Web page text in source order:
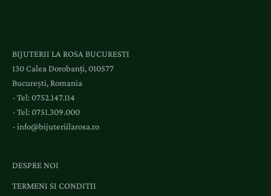
BIJUTERII LA ROSA BUCURESTI
130 Calea Dorobanți, 010577
București, Romania
- Tel:0752.147.114
- Tel:0751.309.000
-info@bijuteriilarosa.ro
DESPRE NOI
TERMENI SI CONDITII